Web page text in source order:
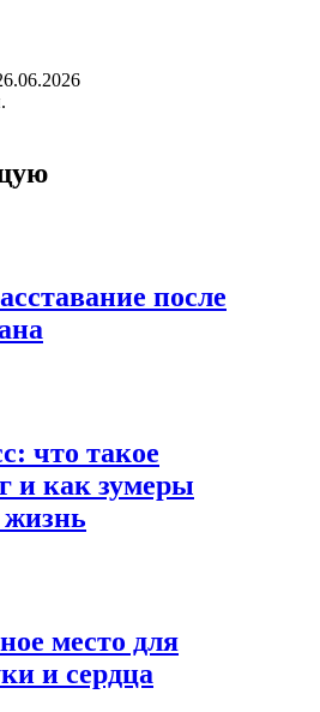
после
что такое
и как зумеры
жизнь
место для
и сердца